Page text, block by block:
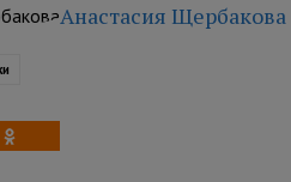
Анастасия Щербакова